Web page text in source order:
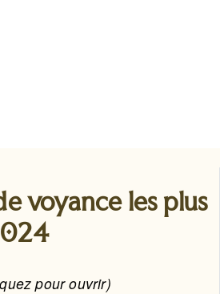
voyance les plus
pour ouvrir)